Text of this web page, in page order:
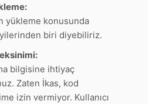
yükleme konusunda
biri diyebiliriz.
bilgisine ihtiyaç
Zaten İkas, kod
izin vermiyor. Kullanıcı